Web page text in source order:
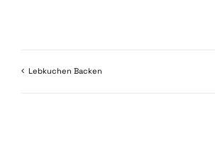
Lebkuchen Backen